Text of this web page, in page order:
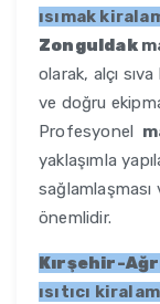
ısımak
Zonguldak
olarak, alçı
ve doğru
Profesyonel
yaklaşımla
sağlamlaşması
önemlidir.
Kırşehir-
ısıtıcı